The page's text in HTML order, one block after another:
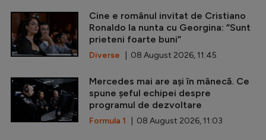
Cine e românul invitat de Cristiano
Ronaldo la nunta cu Georgina: ”Sunt
prieteni foarte buni”
Diverse | 08 August 2026, 11:45
Mercedes mai are ași în mânecă. Ce
spune șeful echipei despre
programul de dezvoltare
Formula 1 | 08 August 2026, 11:03